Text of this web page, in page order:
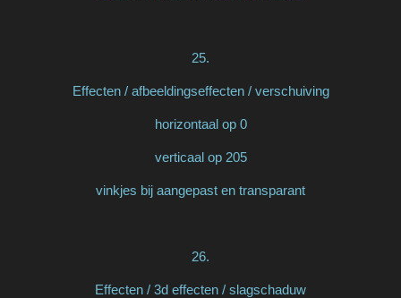
25.
Effecten / afbeeldingseffecten / verschuiving
horizontaal op 0
verticaal op 205
vinkjes bij aangepast en transparant
26.
Effecten / 3d effecten / slagschaduw